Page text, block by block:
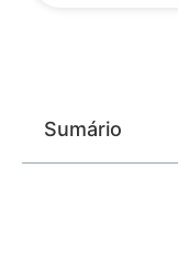
Sumário